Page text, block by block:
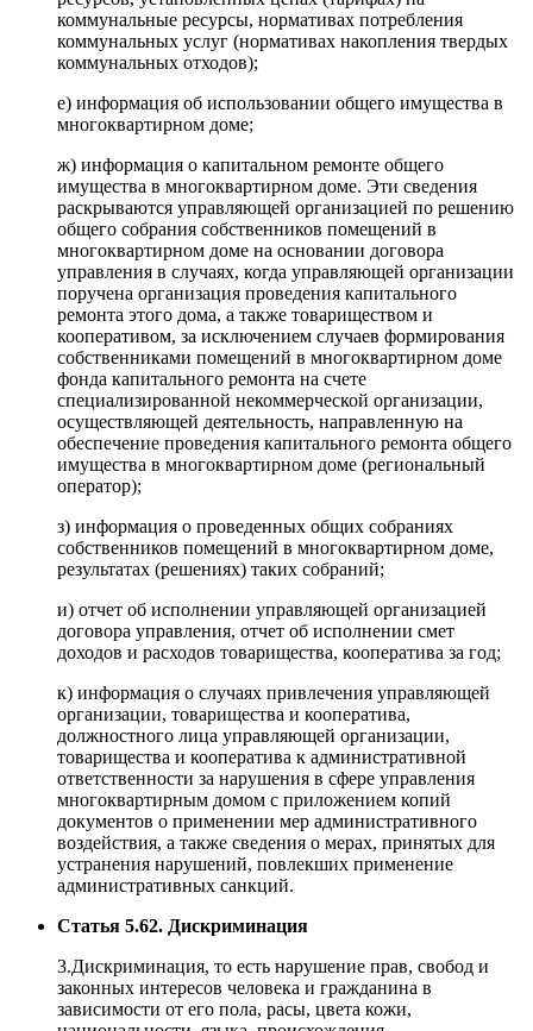
коммунальные ресурсы, нормативах потребления
коммунальных услуг (нормативах накопления твердых
коммунальных отходов);
е) информация об использовании общего имущества в
многоквартирном доме;
ж) информация о капитальном ремонте общего
имущества в многоквартирном доме. Эти сведения
раскрываются управляющей организацией по решению
общего собрания собственников помещений в
многоквартирном доме на основании договора
управления в случаях, когда управляющей организации
поручена организация проведения капитального
ремонта этого дома, а также товариществом и
кооперативом, за исключением случаев формирования
собственниками помещений в многоквартирном доме
фонда капитального ремонта на счете
специализированной некоммерческой организации,
осуществляющей деятельность, направленную на
обеспечение проведения капитального ремонта общего
имущества в многоквартирном доме (региональный
оператор);
з) информация о проведенных общих собраниях
собственников помещений в многоквартирном доме,
результатах (решениях) таких собраний;
и) отчет об исполнении управляющей организацией
договора управления, отчет об исполнении смет
доходов и расходов товарищества, кооператива за год;
к) информация о случаях привлечения управляющей
организации, товарищества и кооператива,
должностного лица управляющей организации,
товарищества и кооператива к административной
ответственности за нарушения в сфере управления
многоквартирным домом с приложением копий
документов о применении мер административного
воздействия, а также сведения о мерах, принятых для
устранения нарушений, повлекших применение
административных санкций.
Статья 5.62. Дискриминация
3.Дискриминация, то есть нарушение прав, свобод и
законных интересов человека и гражданина в
зависимости от его пола, расы, цвета кожи,